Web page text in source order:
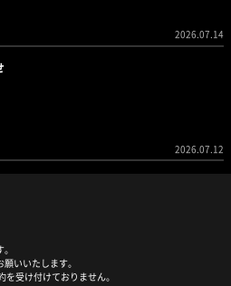
2026.07.14
2026.07.12
いいたします。
受け付けておりません。